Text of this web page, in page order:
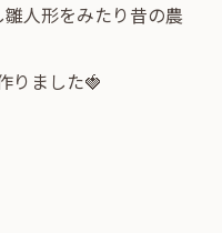
人形をみたり昔の農
りました🍓